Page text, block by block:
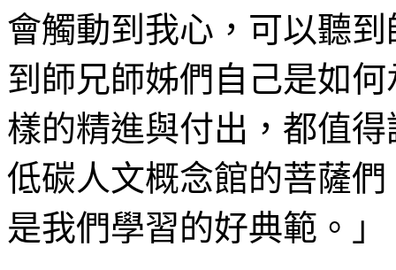
會觸動到我心，可以聽
到師兄師姊們自己是如
樣的精進與付出，都值
低碳人文概念館的菩薩
是我們學習的好典範。」